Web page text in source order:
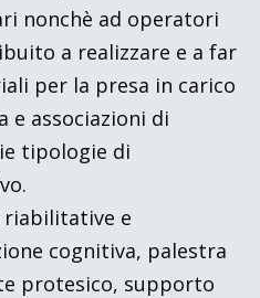
nonchè ad operatori
a realizzare e a far
per la presa in carico
e associazioni di
tipologie di
riabilitative e
cognitiva, palestra
protesico, supporto